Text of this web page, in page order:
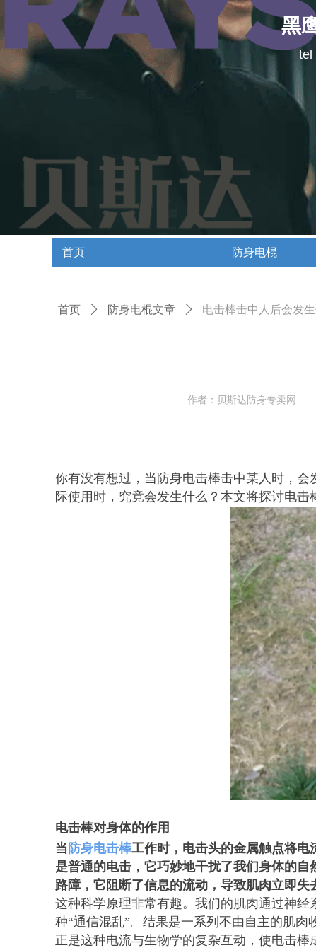
首页 防身电棍
黑
tel
你有没有想过，当防身电击棒击中某人时，
际使用时，究竟会发生什么？本文将探讨电
电击棒对身体的作用
当 防身电击棒工作时，电击头的金属触点将
是普通的电击，它巧妙地干扰了我们身体的
路障，它阻断了信息的流动，导致肌肉立即失
这种科学原理非常有趣。我们的肌肉通过神
种“通信混乱”。结果是一系列不由自主的肌肉
正是这种电流与生物学的复杂互动，使电击
首页 ꄲ 防身电棍文章 ꄲ 电击棒击中人后会发生
作者：贝斯达防身专卖网